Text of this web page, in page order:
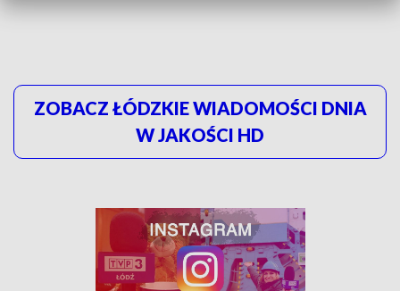
ZOBACZ ŁÓDZKIE WIADOMOŚCI DNIA
W JAKOŚCI HD